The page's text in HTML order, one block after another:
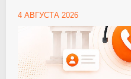
4 АВГУСТА 2026